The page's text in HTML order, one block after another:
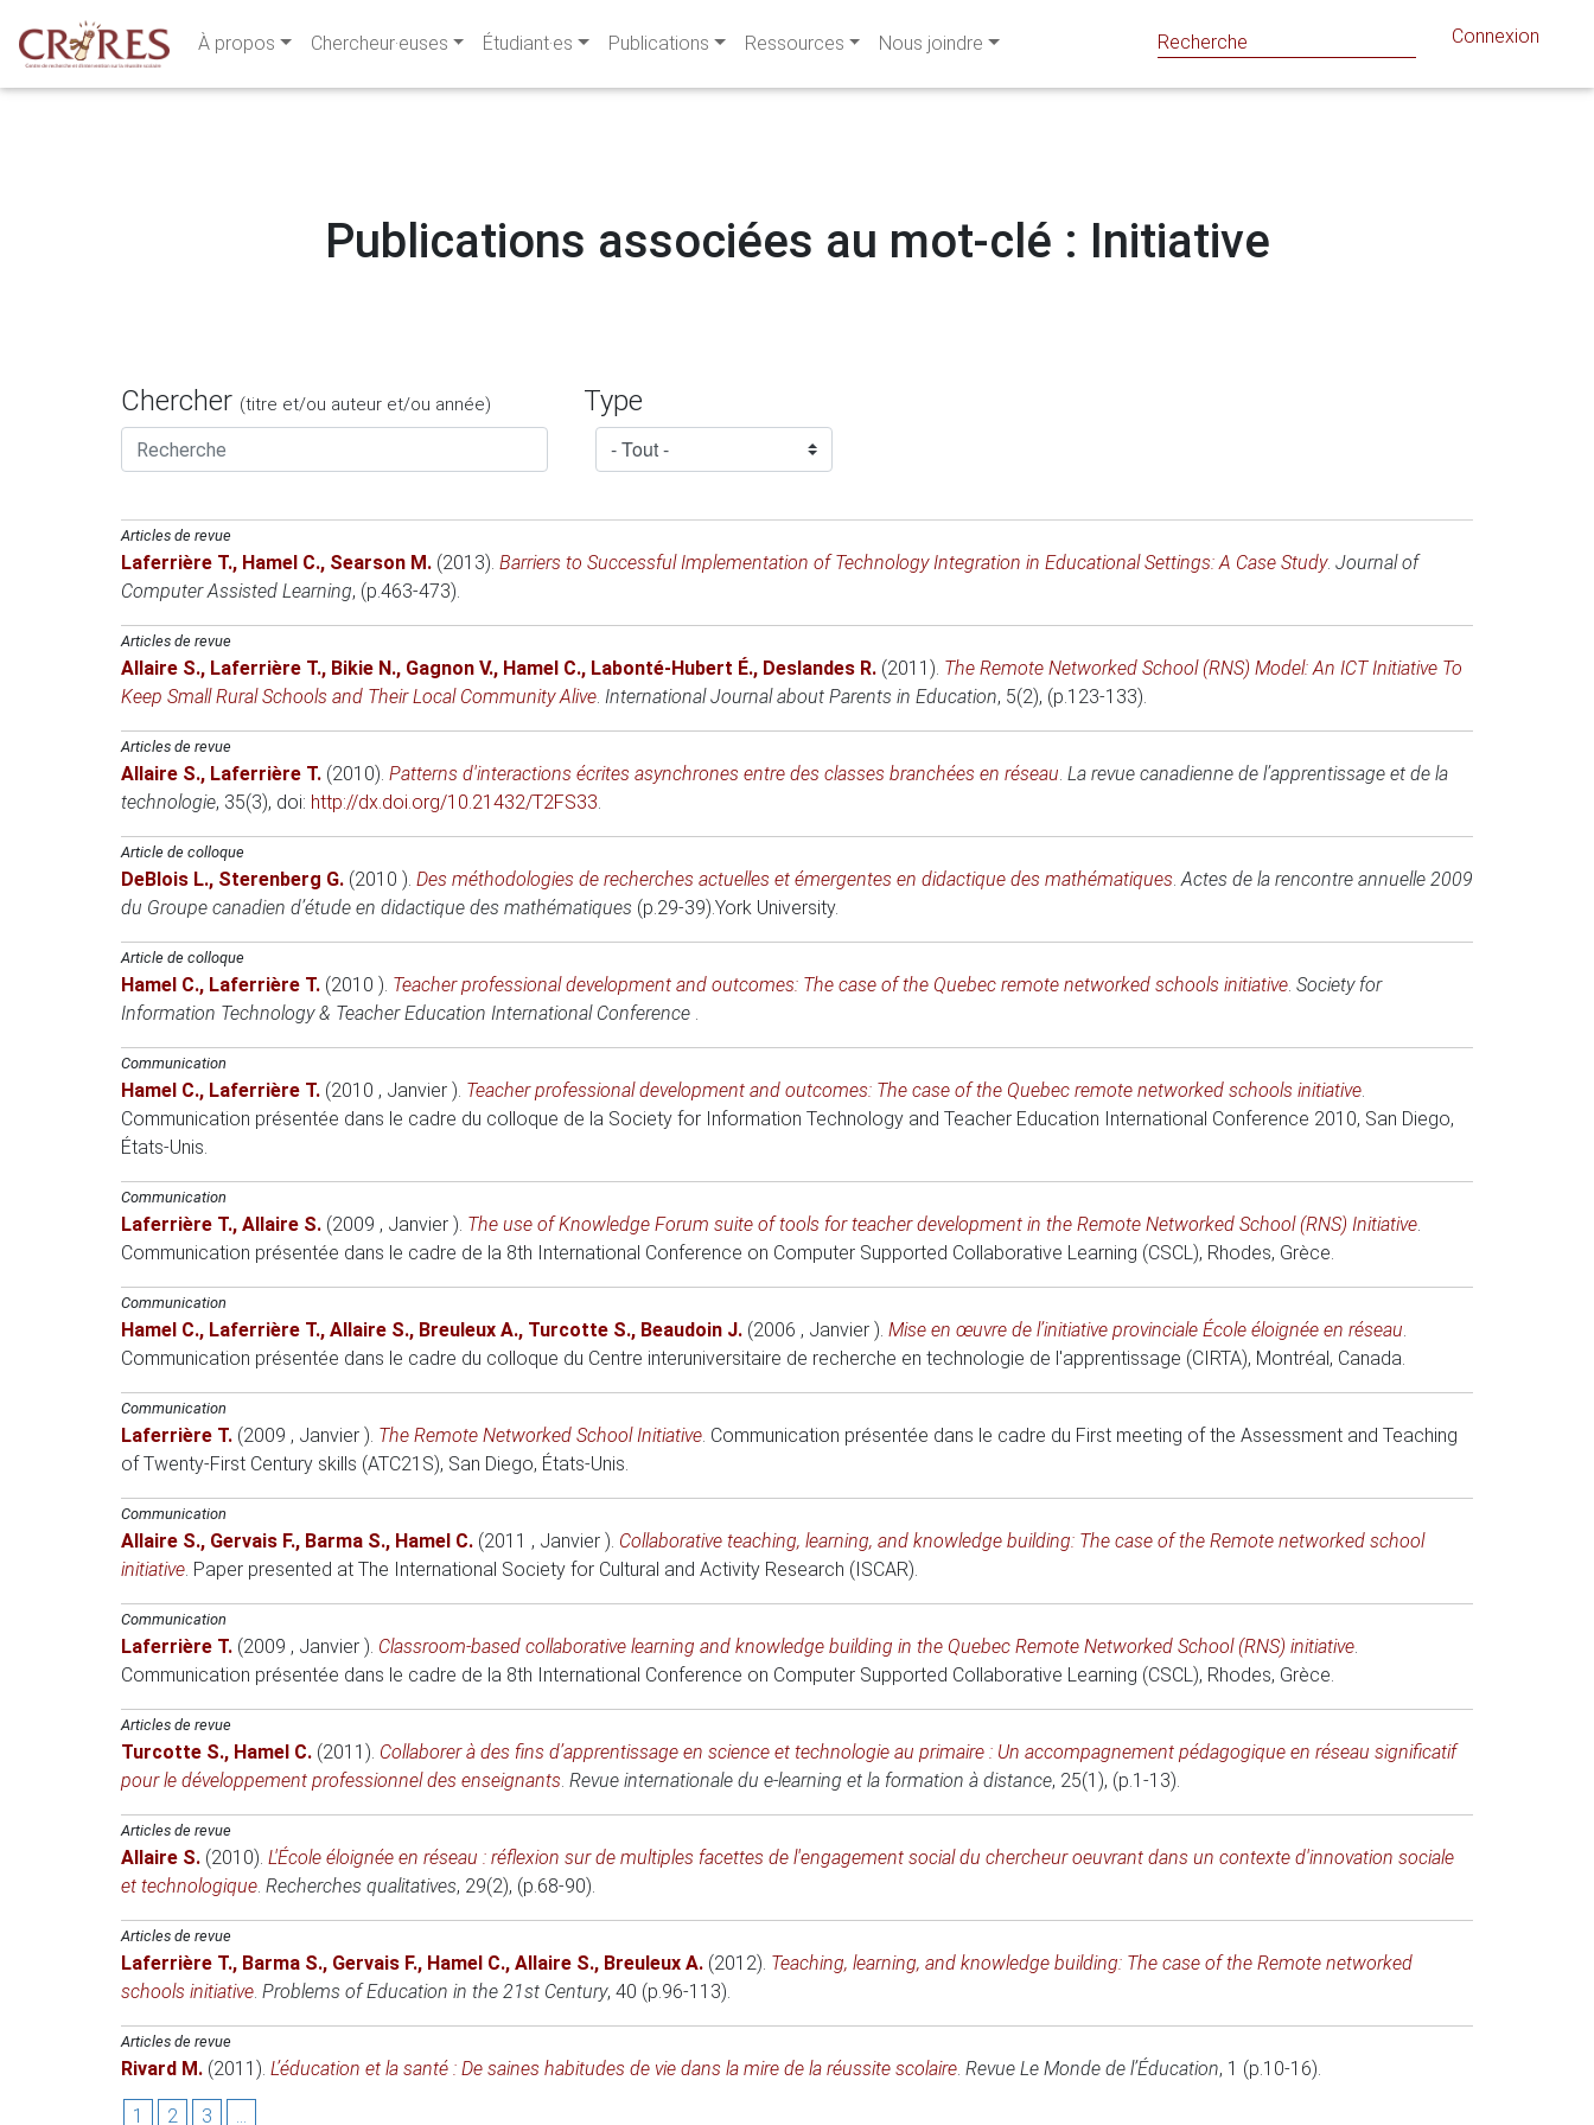
À propos Chercheur·euses Étudiant·es Publications Ressources Nous joindre Connexion
Publications associées au mot-clé : Initiative
Chercher (titre et/ou auteur et/ou année) Type
Articles de revue
Laferrière T., Hamel C., Searson M. (2013). Barriers to Successful Implementation of Technology Integration in Educational Settings: A Case Study. Journal of
Computer Assisted Learning, (p.463-473).
Articles de revue
Allaire S., Laferrière T., Bikie N., Gagnon V., Hamel C., Labonté-Hubert É., Deslandes R. (2011). The Remote Networked School (RNS) Model: An ICT Initiative To
Keep Small Rural Schools and Their Local Community Alive. International Journal about Parents in Education, 5(2), (p.123-133).
Articles de revue
Allaire S., Laferrière T. (2010). Patterns d'interactions écrites asynchrones entre des classes branchées en réseau. La revue canadienne de l’apprentissage et de la
technologie, 35(3), doi: http://dx.doi.org/10.21432/T2FS33.
Article de colloque
DeBlois L., Sterenberg G. (2010 ). Des méthodologies de recherches actuelles et émergentes en didactique des mathématiques.Actes de la rencontre annuelle 2009
du Groupe canadien d’étude en didactique des mathématiques (p.29-39).York University.
Article de colloque
Hamel C., Laferrière T. (2010 ). Teacher professional development and outcomes: The case of the Quebec remote networked schools initiative. Society for
Information Technology & Teacher Education International Conference .
Communication
Hamel C., Laferrière T. (2010 , Janvier ). Teacher professional development and outcomes: The case of the Quebec remote networked schools initiative.
Communication présentée dans le cadre du colloque de la Society for Information Technology and Teacher Education International Conference 2010, San Diego,
États-Unis.
Communication
Laferrière T., Allaire S. (2009 , Janvier ). The use of Knowledge Forum suite of tools for teacher development in the Remote Networked School (RNS) Initiative.
Communication présentée dans le cadre de la 8th International Conference on Computer Supported Collaborative Learning (CSCL), Rhodes, Grèce.
Communication
Hamel C., Laferrière T., Allaire S., Breuleux A., Turcotte S., Beaudoin J. (2006 , Janvier ). Mise en œuvre de l’initiative provinciale École éloignée en réseau.
Communication présentée dans le cadre du colloque du Centre interuniversitaire de recherche en technologie de l'apprentissage (CIRTA), Montréal, Canada.
Communication
Laferrière T. (2009 , Janvier ). The Remote Networked School Initiative. Communication présentée dans le cadre du First meeting of the Assessment and Teaching
of Twenty-First Century skills (ATC21S), San Diego, États-Unis.
Communication
Allaire S., Gervais F., Barma S., Hamel C. (2011 , Janvier ). Collaborative teaching, learning, and knowledge building: The case of the Remote networked school
initiative. Paper presented at The International Society for Cultural and Activity Research (ISCAR).
Communication
Laferrière T. (2009 , Janvier ). Classroom-based collaborative learning and knowledge building in the Quebec Remote Networked School (RNS) initiative.
Communication présentée dans le cadre de la 8th International Conference on Computer Supported Collaborative Learning (CSCL), Rhodes, Grèce.
Articles de revue
Turcotte S., Hamel C. (2011). Collaborer à des fins d’apprentissage en science et technologie au primaire : Un accompagnement pédagogique en réseau significatif
pour le développement professionnel des enseignants. Revue internationale du e-learning et la formation à distance, 25(1), (p.1-13).
Articles de revue
Allaire S. (2010). L'École éloignée en réseau : réflexion sur de multiples facettes de l'engagement social du chercheur oeuvrant dans un contexte d'innovation sociale
et technologique. Recherches qualitatives, 29(2), (p.68-90).
Articles de revue
Laferrière T., Barma S., Gervais F., Hamel C., Allaire S., Breuleux A. (2012). Teaching, learning, and knowledge building: The case of the Remote networked
schools initiative. Problems of Education in the 21st Century, 40 (p.96-113).
Articles de revue
Rivard M. (2011). L’éducation et la santé : De saines habitudes de vie dans la mire de la réussite scolaire. Revue Le Monde de l’Éducation, 1 (p.10-16).
1 2 3 ...